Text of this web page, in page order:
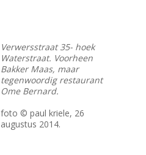
Verwersstraat 35- hoek
Waterstraat. Voorheen
Bakker Maas, maar
tegenwoordig restaurant
Ome Bernard.
foto © paul kriele, 26
augustus 2014.